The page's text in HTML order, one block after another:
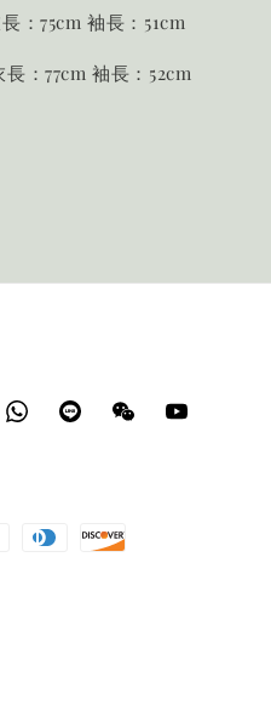
：75cm 袖長：51cm
：77cm 袖長：52cm